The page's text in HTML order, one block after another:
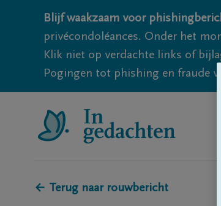
Blijf waakzaam voor
privécondoléances. Onder het
Klik niet op verdachte links of
Pogingen tot phishing en fraude
← Terug naar rouwbericht